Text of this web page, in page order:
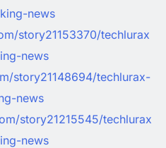
news
story21153370/techlurax
news
story21148694/techlurax-
news
story21215545/techlurax
news